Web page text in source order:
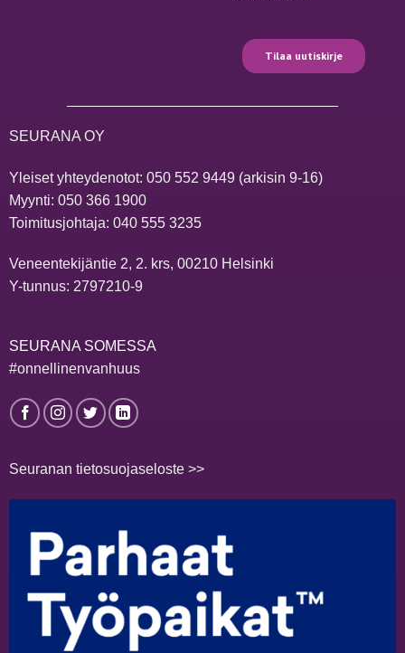
SEURANA OY
Yleiset yhteydenotot: 050 552 9449(arkisin 9-16)
Myynti: 050 366 1900
Toimitusjohtaja: 040 555 3235
Veneentekijäntie 2, 2. krs, 00210 Helsinki
Y-tunnus: 2797210-9
SEURANA SOMESSA
#onnellinenvanhuus
Seuranan tietosuojaseloste >>